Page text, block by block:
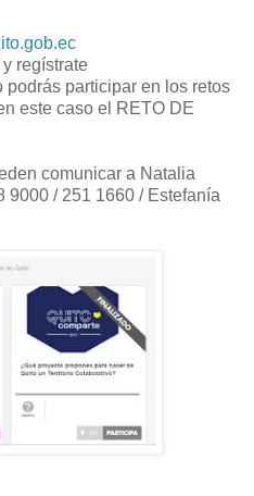
regístrate
participar en los retos
este caso el RETO DE
comunicar a Natalia
9000 / 251 1660 / Estefanía